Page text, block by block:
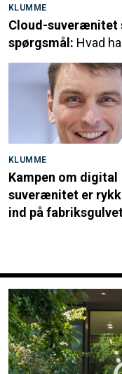
KLUMME
Cloud-suverænitet
spørgsmål: Hvad
KLUMME
Kampen om digital
suverænitet er
ind på